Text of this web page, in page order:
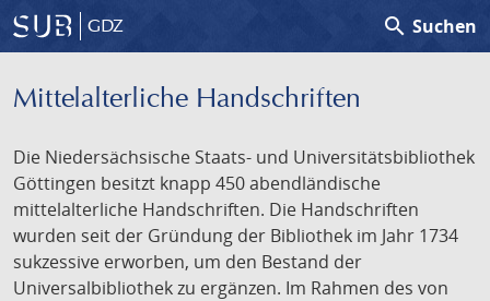
GDZ search Suchen
Mittelalterliche Handschriften
Die Niedersächsische Staats- und Universitätsbibliothek
Göttingen besitzt knapp 450 abendländische
mittelalterliche Handschriften. Die Handschriften
wurden seit der Gründung der Bibliothek im Jahr 1734
sukzessive erworben, um den Bestand der
Universalbibliothek zu ergänzen. Im Rahmen des von